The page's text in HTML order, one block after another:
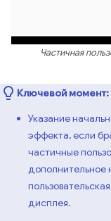
Частичная
Ключевой момент:
Указание
эффекта, если
частичные
дополнительное
дисплея.